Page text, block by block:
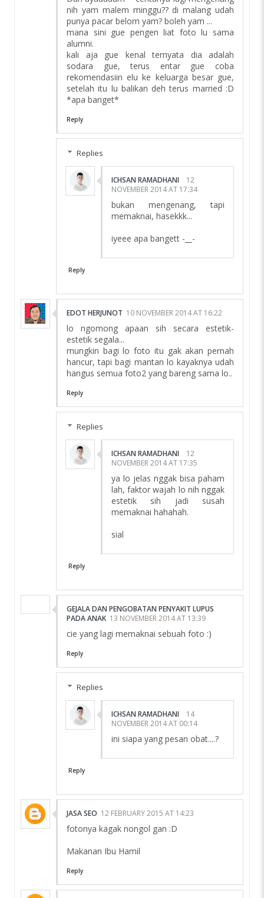
nih yam malem minggu?? di malang udah
punya pacar belom yam? boleh yam ...
mana sini gue pengen liat foto lu sama
alumni.
kali aja gue kenal ternyata dia adalah
sodara gue, terus entar gue coba
rekomendasiin elu ke keluarga besar gue,
setelah itu lu balikan deh terus married :D
*apa banget*
Reply
Replies
ICHSAN RAMADHANI
12
NOVEMBER 2014 AT 17:34
bukan mengenang, tapi
memaknai, hasekkk...
iyeee apa bangett -__-
Reply
EDOT HERJUNOT 10 NOVEMBER 2014 AT 16:22
lo ngomong apaan sih secara estetik-
estetik segala...
mungkin bagi lo foto itu gak akan pernah
hancur, tapi bagi mantan lo kayaknya udah
hangus semua foto2 yang bareng sama lo..
Reply
Replies
ICHSAN RAMADHANI
12
NOVEMBER 2014 AT 17:35
ya lo jelas nggak bisa paham
lah, faktor wajah lo nih nggak
estetik sih jadi susah
memaknai hahahah.
sial
Reply
GEJALA DAN PENGOBATAN PENYAKIT LUPUS
PADA ANAK 13 NOVEMBER 2014 AT 13:39
cie yang lagi memaknai sebuah foto :)
Reply
Replies
ICHSAN RAMADHANI
14
NOVEMBER 2014 AT 00:14
ini siapa yang pesan obat....?
Reply
JASA SEO 12 FEBRUARY 2015 AT 14:23
fotonya kagak nongol gan :D
Makanan Ibu Hamil
Reply